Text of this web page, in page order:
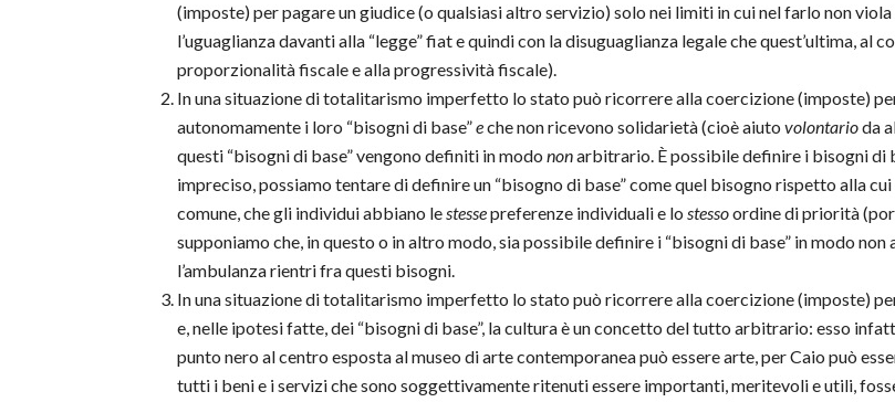
(imposte) per pagare un giudice (o qualsiasi altro servizio) solo nei limiti in cui nel farlo non
l’uguaglianza davanti alla “legge” fiat e quindi con la disuguaglianza legale che quest’ultima, al
proporzionalità fiscale e alla progressività fiscale).
In una situazione di totalitarismo imperfetto lo stato può ricorrere alla coercizione (imposte)
autonomamente i loro “bisogni di base”eche non ricevono solidarietà (cioè aiuto volontarioda
questi “bisogni di base” vengono definiti in modo nonarbitrario. È possibile definire i bisogni di
impreciso, possiamo tentare di definire un “bisogno di base” come quel bisogno rispetto alla
comune, che gli individui abbiano lestessepreferenze individuali e lo stessoordine di priorità
supponiamo che, in questo o in altro modo, sia possibile definire i “bisogni di base” in modo
l’ambulanza rientri fra questi bisogni.
In una situazione di totalitarismo imperfetto lo stato può ricorrere alla coercizione (imposte)
e, nelle ipotesi fatte, dei “bisogni di base”, la cultura è un concetto del tutto arbitrario: esso
punto nero al centro esposta al museo di arte contemporanea può essere arte, per Caio può
tutti i beni e i servizi che sono soggettivamente ritenuti essere importanti, meritevoli e utili,